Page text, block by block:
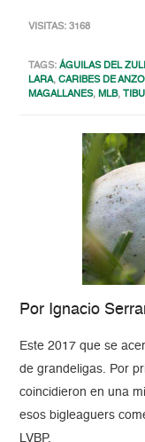
VISITAS: 3168
TAGS:ÁGUILAS DEL
LARA,CARIBES DE
MAGALLANES,MLB,
Por Ignacio
Este 2017 que se
de grandeligas. Por
coincidieron en una
esos bigleaguers
LVBP.